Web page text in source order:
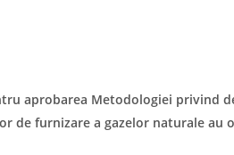
aprobarea Metodologiei privind
de furnizare a gazelor naturale au